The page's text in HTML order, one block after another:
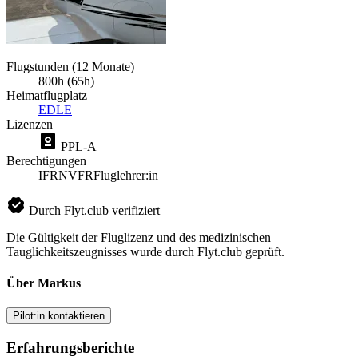
Flugstunden (12 Monate)
800h (65h)
Heimatflugplatz
EDLE
Lizenzen
PPL-A
Berechtigungen
IFRNVFRFluglehrer:in
Durch Flyt.club verifiziert
Die Gültigkeit der Fluglizenz und des medizinischen
Tauglichkeitszeugnisses wurde durch Flyt.club geprüft.
Über Markus
Pilot:in kontaktieren
Erfahrungsberichte